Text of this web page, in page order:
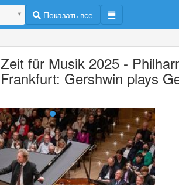
Показать все
Zeit für Musik 2025 -
Frankfurt: Gershwin plays